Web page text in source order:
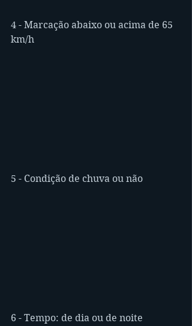
4 - Marcação abaixo ou acima de 65
km/h
5 - Condição de chuva ou não
6 - Tempo: de dia ou de noite